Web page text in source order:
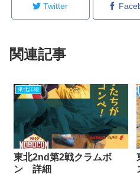
Twitter
関連記事
東北詳細
東北2nd第2戦クラムボ
ン 詳細